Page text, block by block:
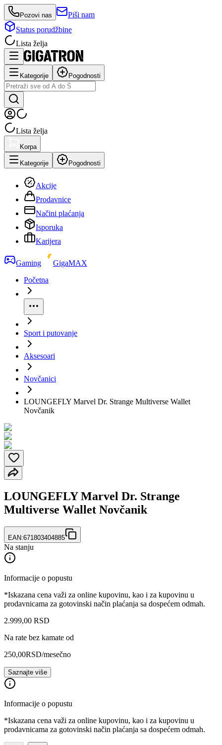
Pozovi nas
Piši nam
Status porudžbine
Lista želja
Kategorije Pogodnosti
Lista želja
Korpa
Kategorije Pogodnosti
Akcije
Prodavnice
Načini plaćanja
Isporuka
Karijera
Gaming
GigaMAX
Početna
Sport i putovanje
Aksesoari
Novčanici
LOUNGEFLY Marvel Dr. Strange Multiverse Wallet
Novčanik
LOUNGEFLY Marvel Dr. Strange
Multiverse Wallet Novčanik
EAN:671803404885
Na stanju
Informacije o popustu
*Iskazana cena važi za online kupovinu, kao i za kupovinu u
prodavnicama za gotovinski način plaćanja sa dospećem odmah.
2.999,00 RSD
Na rate bez kamate od
250,00RSD/mesečno
Saznajte više
Informacije o popustu
*Iskazana cena važi za online kupovinu, kao i za kupovinu u
prodavnicama za gotovinski način plaćanja sa dospećem odmah.